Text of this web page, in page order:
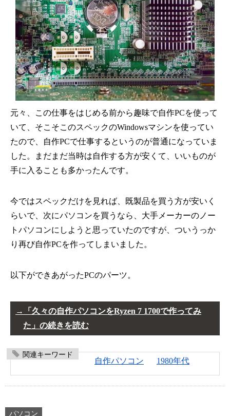
元々、この仕事をはじめる前から趣味で自作PCを使って
いて、そこそこのスペックのWindowsマシンを使ってい
たので、自作PCで仕事するというのが普通になっていま
した。まだまだ当時は自作する方が安くて、いいものが
手に入ることも多かったんです。
今ではスペックだけを見れば、既製品を買う方が安いく
らいで、次にパソコンを買うなら、大手メーカーのノー
トパソコンにしようと思っていたのですが、ついうっか
り再び自作PCを作ってしまいました。
以下ができあがったPCのパーツ。
「久々の自作パソコンをRyzen 7 1700で作ってみ
た」の続きを読む
関連キーワード
自作パソコン 1980年代
パソコン